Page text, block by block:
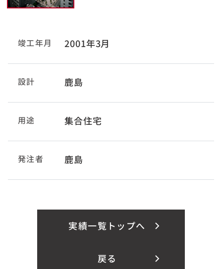
竣工年月 2001年3月
設計 鹿島
用途 集合住宅
発注者 鹿島
実績一覧トップへ
戻る